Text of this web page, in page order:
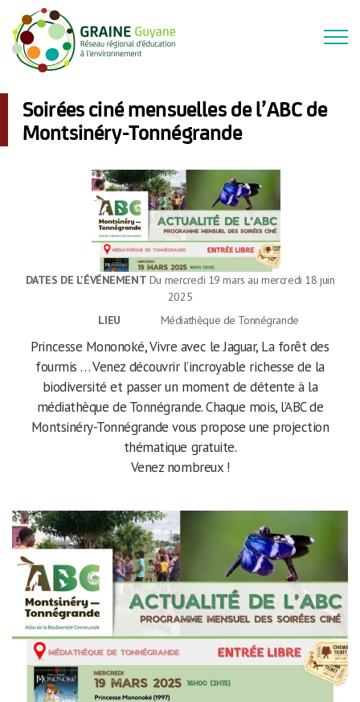
Soirées ciné mensuelles de l’ABC de
Montsinéry-Tonnégrande
DATES DE L'ÉVÉNEMENT Du mercredi 19 mars au mercredi 18 juin
2025
LIEU
Médiathèque de Tonnégrande
Princesse Mononoké, Vivre avec le Jaguar, La forêt des
fourmis … Venez découvrir l’incroyable richesse de la
biodiversité et passer un moment de détente à la
médiathèque de Tonnégrande. Chaque mois, l’ABC de
Montsinéry-Tonnégrande vous propose une projection
thématique gratuite.
Venez nombreux !